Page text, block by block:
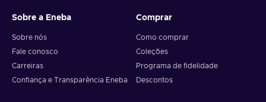
Sobre a Eneba
Sobre nós
Fale conosco
Carreiras
Confiança e Transparência Eneba
Comprar
Como comprar
Coleções
Programa de fidelidade
Descontos